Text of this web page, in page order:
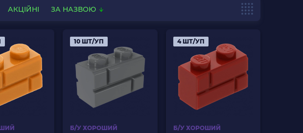
АКЦІЙНІ ЗА НАЗВОЮ
10 ШТ/УП
Б/У ХОРОШИЙ
4 ШТ/УП
Б/У ХОРОШИЙ